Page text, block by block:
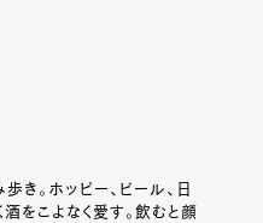
き。ホッピー、ビール、日
をこよなく愛す。飲むと顔